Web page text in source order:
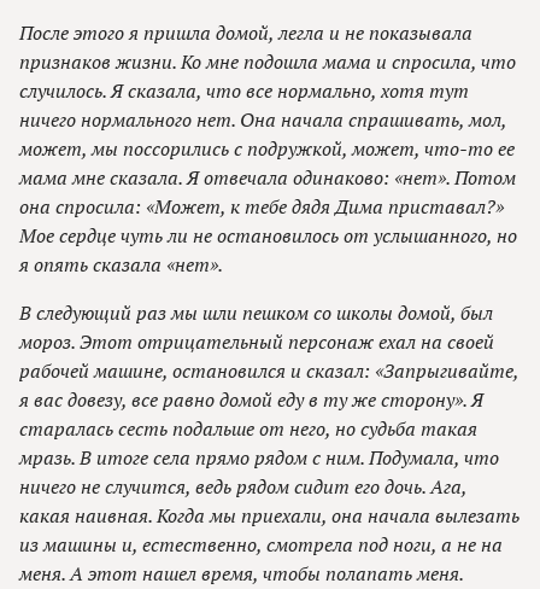
После этого я пришла домой, легла и не показывала
признаков жизни. Ко мне подошла мама и спросила, что
случилось. Я сказала, что все нормально, хотя тут
ничего нормального нет. Она начала спрашивать, мол,
может, мы поссорились с подружкой, может, что-то ее
мама мне сказала. Я отвечала одинаково: «нет». Потом
она спросила: «Может, к тебе дядя Дима приставал?»
Мое сердце чуть ли не остановилось от услышанного, но
я опять сказала «нет».
В следующий раз мы шли пешком со школы домой, был
мороз. Этот отрицательный персонаж ехал на своей
рабочей машине, остановился и сказал: «Запрыгивайте,
я вас довезу, все равно домой еду в ту же сторону». Я
старалась сесть подальше от него, но судьба такая
мразь. В итоге села прямо рядом с ним. Подумала, что
ничего не случится, ведь рядом сидит его дочь. Ага,
какая наивная. Когда мы приехали, она начала вылезать
из машины и, естественно, смотрела под ноги, а не на
меня. А этот нашел время, чтобы полапать меня.